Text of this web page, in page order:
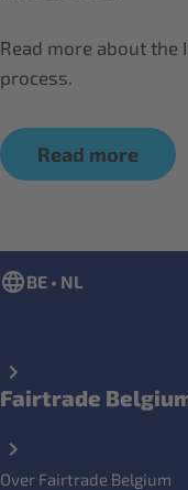
Read more about the
process.
Read more
BE • NL
Fairtrade
Over Fairtrade Belgium